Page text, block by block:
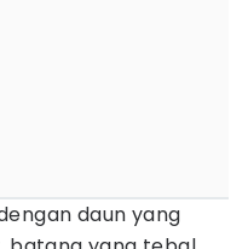
daun yang